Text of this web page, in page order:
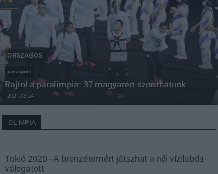
ORSZÁGOS
parasport
Rajtol a paralimpia: 37 magyarért szoríthatunk
2021.08.24
OLIMPIA
Tokió 2020 - A bronzéremért játszhat a női vízilabda-
válogatott